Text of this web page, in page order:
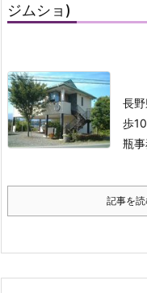
ジムショ)
長
歩
瓶事
記事を